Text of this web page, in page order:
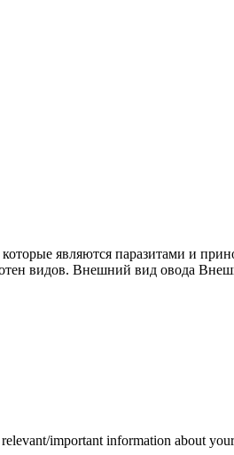
являются паразитами и
видов. Внешний вид овода
important information about